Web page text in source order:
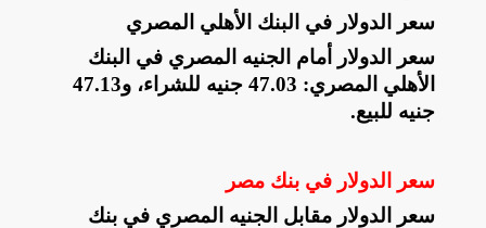
سعر الدولار في البنك الأهلي المصري
سعر الدولار أمام الجنيه المصري في البنك
الأهلي المصري: 47.03 جنيه للشراء، و47.13
جنيه للبيع.
سعر الدولار في بنك مصر
سعر الدولار مقابل الجنيه المصري في بنك